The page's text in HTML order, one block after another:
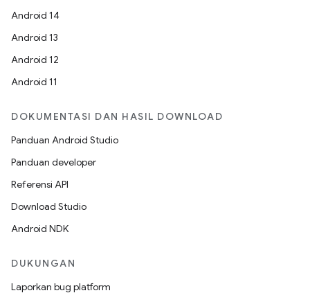
Android 14
Android 13
Android 12
Android 11
DOKUMENTASI DAN HASIL DOWNLOAD
Panduan Android Studio
Panduan developer
Referensi API
Download Studio
Android NDK
DUKUNGAN
Laporkan bug platform